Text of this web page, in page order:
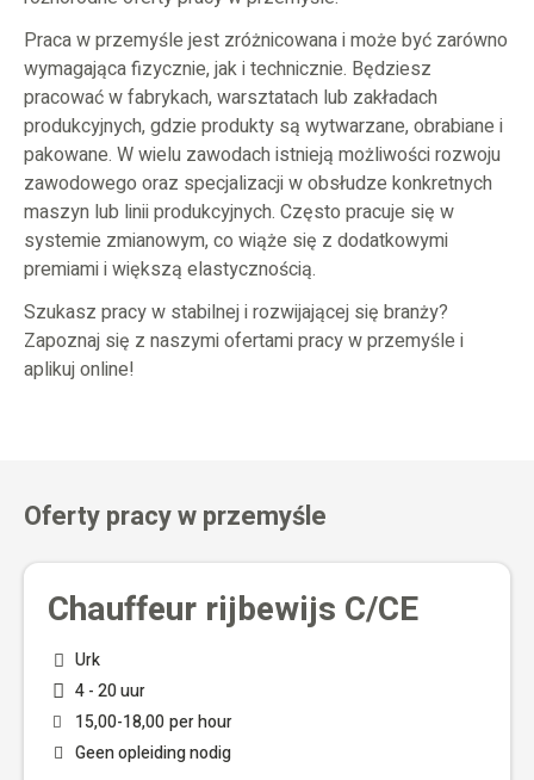
Praca w przemyśle jest zróżnicowana i może być zarówno
wymagająca fizycznie, jak i technicznie. Będziesz
pracować w fabrykach, warsztatach lub zakładach
produkcyjnych, gdzie produkty są wytwarzane, obrabiane i
pakowane. W wielu zawodach istnieją możliwości rozwoju
zawodowego oraz specjalizacji w obsłudze konkretnych
maszyn lub linii produkcyjnych. Często pracuje się w
systemie zmianowym, co wiąże się z dodatkowymi
premiami i większą elastycznością.
Szukasz pracy w stabilnej i rozwijającej się branży?
Zapoznaj się z naszymi ofertami pracy w przemyśle i
aplikuj online!
Oferty pracy w przemyśle
Chauffeur rijbewijs C/CE
Urk
4 - 20 uur
15,00-18,00per hour
Geen opleiding nodig